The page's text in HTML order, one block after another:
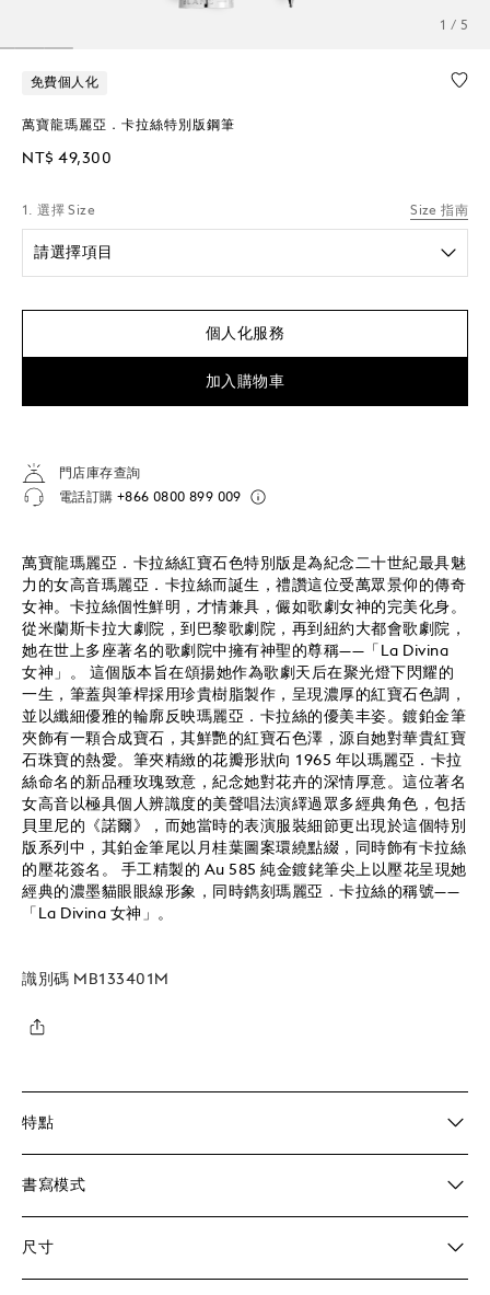
1 / 5
免費個人化
萬寶龍瑪麗亞．卡拉絲特別版鋼筆
NT$ 49,300
1. 選擇 Size Size 指南
請選擇項目
個人化服務
加入購物車
門店庫存查詢
電話訂購 +866 0800 899 009
萬寶龍瑪麗亞．卡拉絲紅寶石色特別版是為紀念二十世紀最具魅
力的女高音瑪麗亞．卡拉絲而誕生，禮讚這位受萬眾景仰的傳奇
女神。卡拉絲個性鮮明，才情兼具，儼如歌劇女神的完美化身。
從米蘭斯卡拉大劇院，到巴黎歌劇院，再到紐約大都會歌劇院，
她在世上多座著名的歌劇院中擁有神聖的尊稱——「La Divina
女神」。 這個版本旨在頌揚她作為歌劇天后在聚光燈下閃耀的
一生，筆蓋與筆桿採用珍貴樹脂製作，呈現濃厚的紅寶石色調，
並以纖細優雅的輪廓反映瑪麗亞．卡拉絲的優美丰姿。鍍鉑金筆
夾飾有一顆合成寶石，其鮮艷的紅寶石色澤，源自她對華貴紅寶
石珠寶的熱愛。筆夾精緻的花瓣形狀向 1965 年以瑪麗亞．卡拉
絲命名的新品種玫瑰致意，紀念她對花卉的深情厚意。這位著名
女高音以極具個人辨識度的美聲唱法演繹過眾多經典角色，包括
貝里尼的《諾爾》，而她當時的表演服裝細節更出現於這個特別
版系列中，其鉑金筆尾以月桂葉圖案環繞點綴，同時飾有卡拉絲
的壓花簽名。 手工精製的 Au 585 純金鍍銠筆尖上以壓花呈現她
經典的濃墨貓眼眼線形象，同時鐫刻瑪麗亞．卡拉絲的稱號——
「La Divina 女神」。
識別碼 MB133401M
特點
書寫模式
尺寸